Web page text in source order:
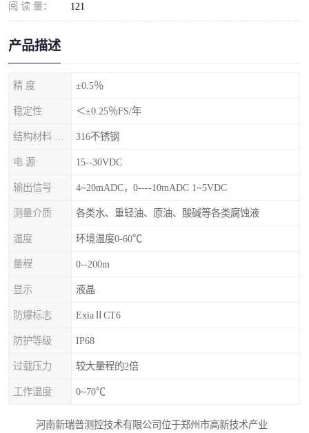
阅 读 量： 121
产品描述
精 度 ±0.5％
稳定性 ＜±0.25％FS/年
316不锈钢
电 源 15--30VDC
输出信号 4~20mADC，0----10mADC 1~5VDC
测量介质 各类水、重轻油、原油、酸碱等各类腐蚀液
温度 环境温度0-60℃
量程 0--200m
显示 液晶
防爆标志 ExiaⅡCT6
防护等级 IP68
过载压力 较大量程的2倍
工作温度 0~70℃
河南新瑞普测控技术有限公司位于郑州市高新技术产业